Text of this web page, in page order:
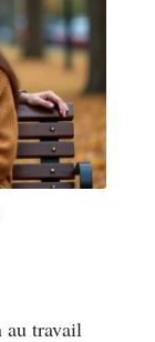
au travail